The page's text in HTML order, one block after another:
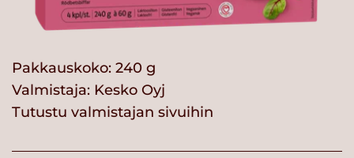
Pakkauskoko: 240 g
Valmistaja: Kesko Oyj
Tutustu valmistajan sivuihin